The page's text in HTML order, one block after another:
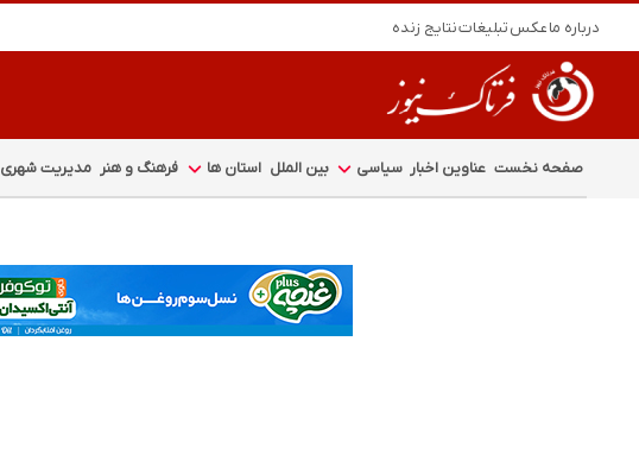
درباره ماعکستبلیغاتنتایج زنده
صفحه نخست عناوین اخبار سیاسی بین الملل استان ها فرهنگ و هنر مدیریت شهری